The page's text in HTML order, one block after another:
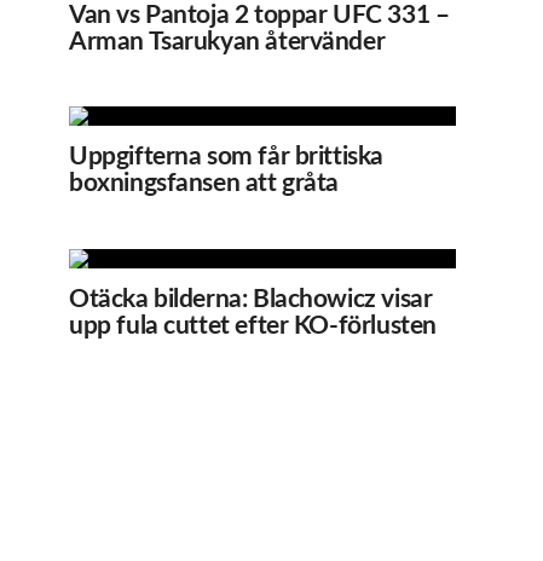
Van vs Pantoja 2 toppar UFC 331 –
Arman Tsarukyan återvänder
Uppgifterna som får brittiska
boxningsfansen att gråta
Otäcka bilderna: Blachowicz visar
upp fula cuttet efter KO-förlusten